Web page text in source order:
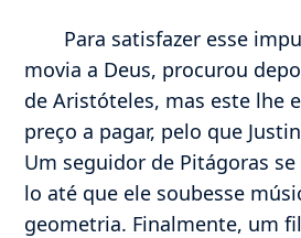
Para satisfazer esse
movia a Deus, procurou
de Aristóteles, mas este lhe
preço a pagar, pelo que
Um seguidor de Pitágoras
lo até que ele soubesse
geometria. Finalmente, um